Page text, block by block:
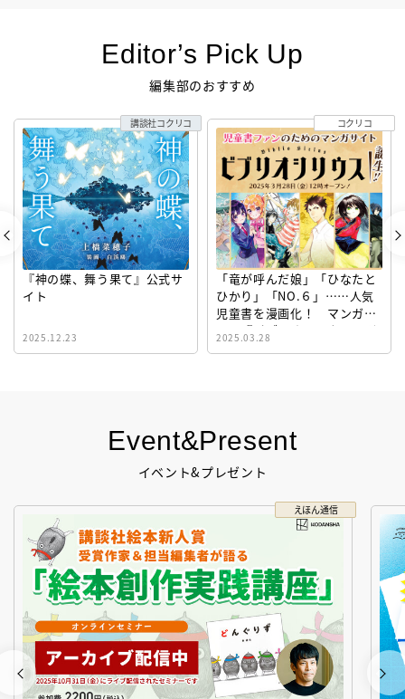
Event&Present
イベント&プレゼント
えほん通信
Editor’s Pick Up
編集部のおすすめ
『神の蝶、舞う果て』公式サ
イト
2025.12.23
講談社コクリコ
「竜が呼んだ娘」「ひなたと
ひかり」「NO.６」……人気
児童書を漫画化！ マンガサ
イト『ビブリオシリウス』誕
生！
2025.03.28
コクリコ